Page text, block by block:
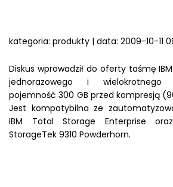
kategoria: produkty | data: 2009-10-11
Diskus wprowadził do oferty taśmę
jednorazowego i wielokrotnego
pojemność 300 GB przed kompresją
Jest kompatybilna ze
IBM Total Storage Enterprise
StorageTek 9310 Powderhorn.